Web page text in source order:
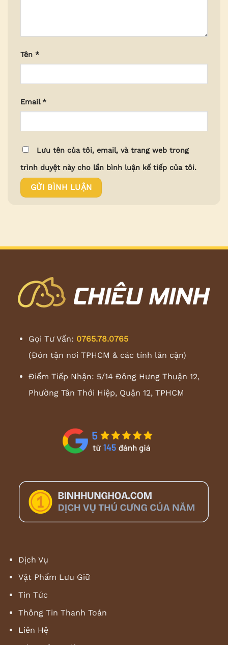
Tên *
Email*
Lưu tên của tôi, email, và trang web trong
trình duyệt này cho lần bình luận kế tiếp của tôi.
Gọi Tư Vấn: 0765.78.0765
(Đón tận nơi TPHCM & các tỉnh lân cận)
Điểm Tiếp Nhận: 5/14 Đông Hưng Thuận 12,
Phường Tân Thới Hiệp, Quận 12, TPHCM
Dịch Vụ
Vật Phẩm Lưu Giữ
Tin Tức
Thông Tin Thanh Toán
Liên Hệ